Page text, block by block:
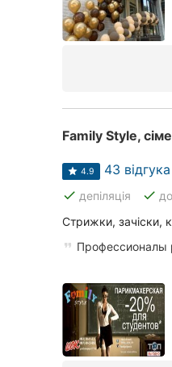
Тернопіль
Одеса
Кропивницький
Дніпро
Family Style,
4.9 43 відгука
done депіляція done
Стрижки, зачіски,
Профессионалы